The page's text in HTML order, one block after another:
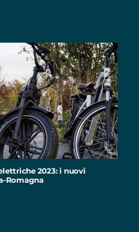
2023: i nuovi
Romagna